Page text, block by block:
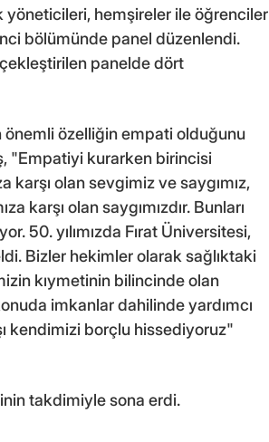
yöneticileri, hemşireler ile öğrenciler
bölümünde panel düzenlendi.
panelde dört
önemli özelliğin empati olduğunu
"Empatiyi kurarken birincisi
karşı olan sevgimiz ve saygımız,
karşı olan saygımızdır. Bunları
50. yılımızda Fırat Üniversitesi,
Bizler hekimler olarak sağlıktaki
kıymetinin bilincinde olan
imkanlar dahilinde yardımcı
kendimizi borçlu hissediyoruz"
takdimiyle sona erdi.